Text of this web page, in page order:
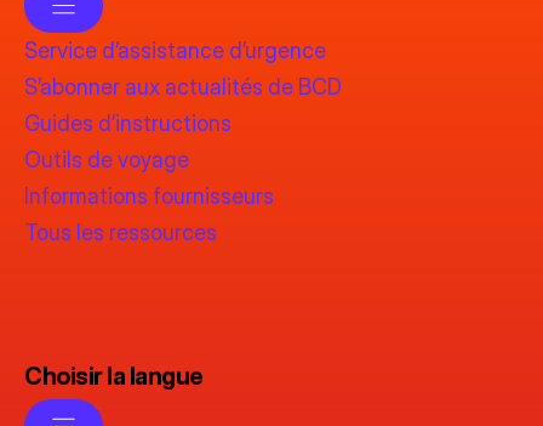
Service d’assistance d’urgence
S’abonner aux actualités de BCD
Guides d’instructions
Outils de voyage
Informations fournisseurs
Tous les ressources
Choisir la langue